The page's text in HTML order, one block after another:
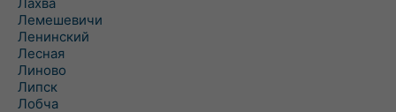
Лемешевичи
Ленинский
Лесная
Линово
Липск
Лобча